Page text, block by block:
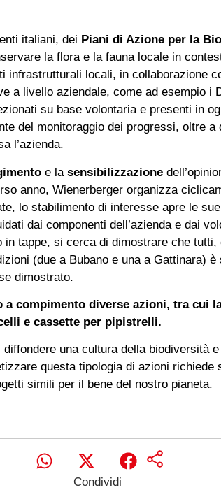
italiani, dei Piani di Azione per la
la flora e la fauna locale in
infrastrutturali locali, in collaborazione
a livello aziendale, come ad esempio i
su base volontaria e presenti in
del monitoraggio dei progressi, oltre
l’azienda.
e la sensibilizzazione
anno, Wienerberger organizza
lo stabilimento di interesse apre le
dai componenti dell’azienda e dai
tappe, si cerca di dimostrare che
(due a Bubano e una a Gattinara)
dimostrato.
a compimento diverse azioni, tra cui
e cassette per pipistrelli.
una cultura della biodiversità
questa tipologia di azioni richiede
simili per il bene del nostro pianeta.
Condividi